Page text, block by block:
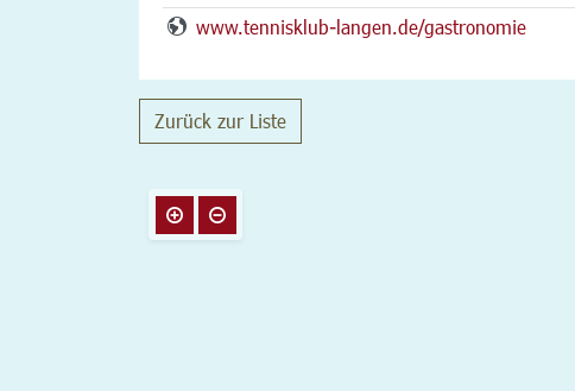
www.tennisklub-langen.de/gastronomie
Zurück zur Liste